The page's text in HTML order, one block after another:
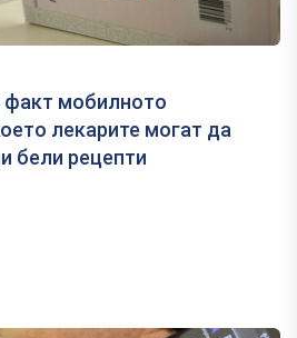
мобилното
лекарите могат да
бели рецепти